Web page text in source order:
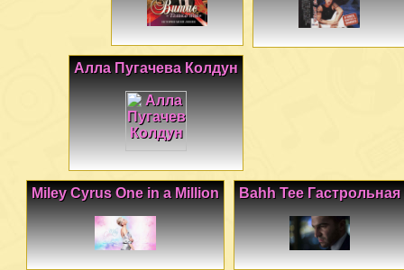
Алла Пугачева Колдун
Bahh Tee Гастрольная
Miley Cyrus One in a Million